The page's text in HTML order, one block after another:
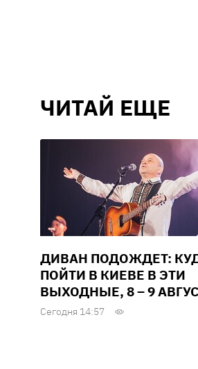
ЧИТАЙ ЕЩЕ
ДИВАН ПОДОЖДЕТ:
ПОЙТИ В КИЕВЕ В ЭТИ
ВЫХОДНЫЕ, 8 – 9
Сегодня 14:57